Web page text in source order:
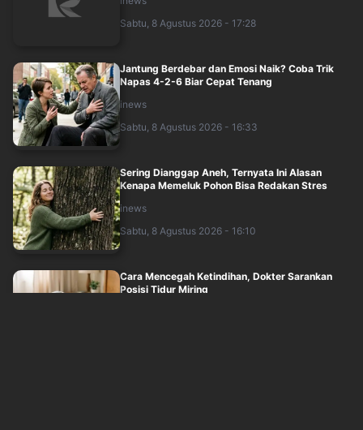
Sabtu, 8 Agustus 2026 - 17:28
Jantung Berdebar dan Emosi Naik? Coba Trik
Napas 4-2-6 Biar Cepat Tenang
inews
Sabtu, 8 Agustus 2026 - 16:33
Sering Dianggap Aneh, Ternyata Ini Alasan
Kenapa Memeluk Pohon Bisa Redakan Stres
inews
Sabtu, 8 Agustus 2026 - 16:10
Cara Mencegah Ketindihan, Dokter Sarankan
Posisi Tidur Miring